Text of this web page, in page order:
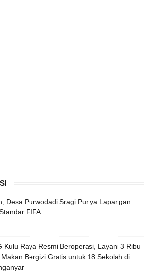
Desa Purwodadi Sragi Punya Lapangan
FIFA
Kulu Raya Resmi Beroperasi, Layani 3 Ribu
Makan Bergizi Gratis untuk 18 Sekolah di